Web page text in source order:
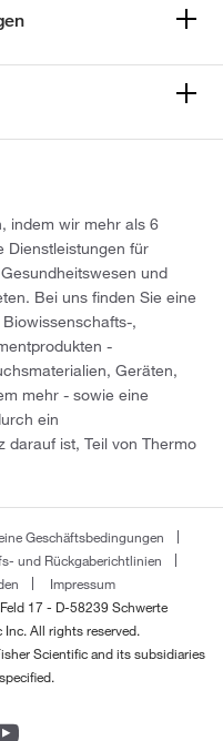
indem wir mehr als 6
Dienstleistungen für
und
Bei uns finden Sie eine
,
-
Geräten,
mehr - sowie eine
ein
darauf ist, Teil von Thermo
Geschäftsbedingungen
und Rückgaberichtlinien
Impressum
17 - D-58239 Schwerte
All rights reserved.
Scientific and its subsidiaries